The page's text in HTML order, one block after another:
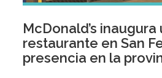
McDonald’s
restaurante en San
presencia en la